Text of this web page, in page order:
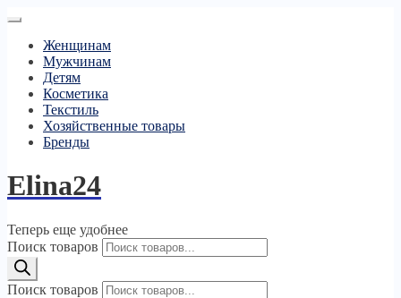
Женщинам
Мужчинам
Детям
Косметика
Текстиль
Хозяйственные товары
Бренды
Elina24
Теперь еще удобнее
Поиск товаров
Поиск товаров